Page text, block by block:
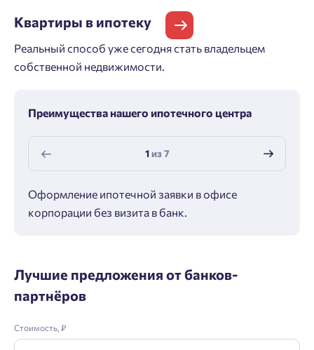
Квартиры в ипотеку
Реальный способ уже сегодня стать владельцем
собственной недвижимости.
Преимущества нашего ипотечного центра
1из7
Оформление ипотечной заявки в офисе
корпорации без визита в банк.
Лучшие предложения от банков-
партнёров
Стоимость, ₽